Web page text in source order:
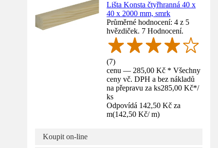
Lišta Konsta čtyřhranná 40 x
40 x 2000 mm, smrk
Průměrné hodnocení: 4 z 5
hvězdiček. 7 Hodnocení.
(7)
cenu — 285,00 Kč * Všechny
ceny vč. DPH a bez nákladů
na přepravu za ks285,00 Kč*/
ks
Odpovídá 142,50 Kč za
m(142,50 Kč/ m)
Koupit on-line